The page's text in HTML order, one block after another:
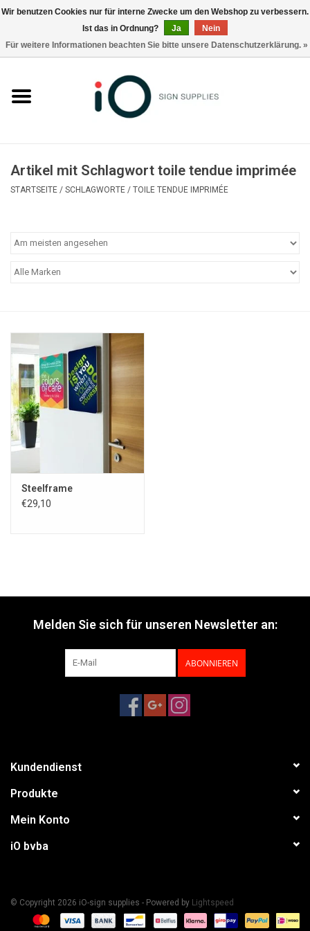
Marken
Artikel mit Schlagwort toile tendue imprimée
STARTSEITE / SCHLAGWORTE / TOILE TENDUE IMPRIMÉE
Steelframe
€29,10
Melden Sie sich für unseren Newsletter an:
ABONNIEREN
Kundendienst
Produkte
Mein Konto
iO bvba
© Copyright 2026 iO-sign supplies - Powered by Lightspeed
Wir benutzen Cookies nur für interne Zwecke um den Webshop zu verbessern.
Ist das in Ordnung?
Ja
Nein
Für weitere Informationen beachten Sie bitte unsere Datenschutzerklärung. »